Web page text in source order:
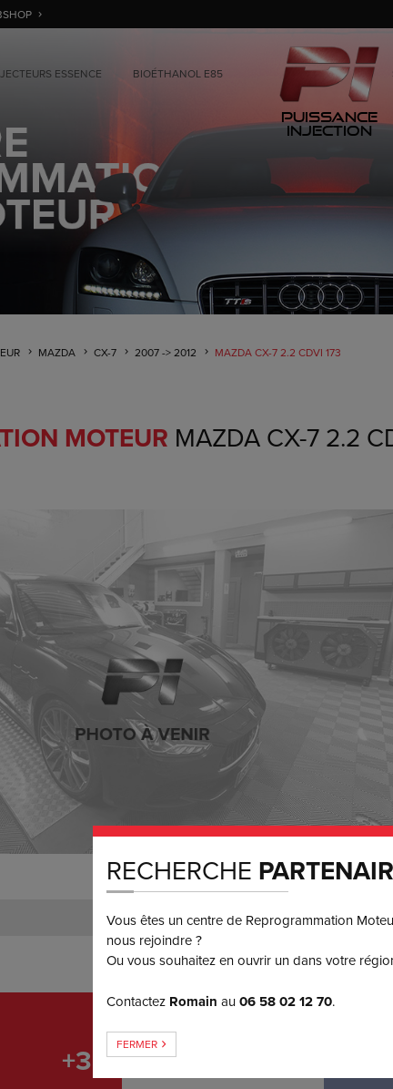
Puissance
Injection
ESSENCE BIOÉTHANOL E85
MAZDA CX-7 2007 -> 2012 MAZDA CX-7 2.2 CDVI 173
MOTEUR MAZDA CX-7 2.2
3 ou 4x
SANS FRAIS
+32
GAIN DE COUPLE
RECHERCHE
Vous êtes un centre de Reprogrammation
nous rejoindre ?
Ou vous souhaitez en ouvrir un dans votre
Contactez Romain au06 58 02 12 70.
FERMER